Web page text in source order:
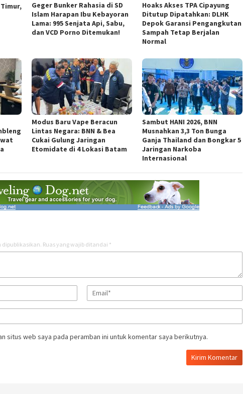
Geger Bunker Rahasia di SD
Islam Harapan Ibu Kebayoran
Lama: 995 Senjata Api, Sabu,
dan VCD Porno Ditemukan!
Hoaks Akses TPA Cipayung
Ditutup Dipatahkan: DLHK
Depok Garansi Pengangkutan
Sampah Tetap Berjalan
Normal
Modus Baru Vape Beracun
Lintas Negara: BNN & Bea
Cukai Gulung Jaringan
Etomidate di 4 Lokasi Batam
Sambut HANI 2026, BNN
Musnahkan 3,3 Ton Bunga
Ganja Thailand dan Bongkar 5
Jaringan Narkoba
Internasional
Ruas yang wajib ditandai *
situs web saya pada peramban ini untuk komentar saya berikutnya.